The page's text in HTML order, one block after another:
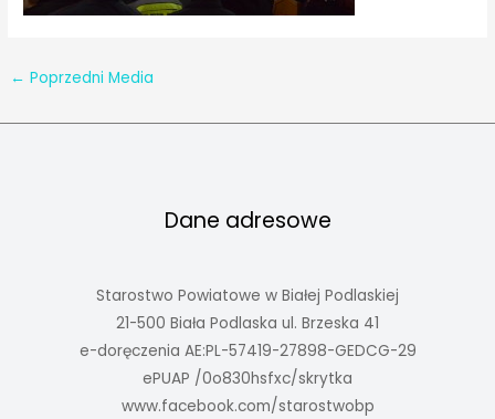
← Poprzedni Media
Dane adresowe
Starostwo Powiatowe w Białej Podlaskiej
21-500 Biała Podlaska ul. Brzeska 41
e-doręczenia AE:PL-57419-27898-GEDCG-29
ePUAP /0o830hsfxc/skrytka
www.facebook.com/starostwobp